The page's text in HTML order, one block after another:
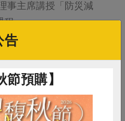
事主席講授「防災減
程
德總統高度重視下，內
廣邀工商企業、國際性社
參與，讓全民防災力量
科舉辦，期盼竹科家庭
回家裡，進一步守護家
告
節預購】